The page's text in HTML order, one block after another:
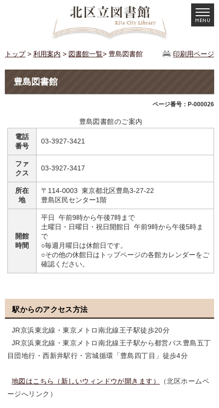
印刷用ページ
トップ> 利用案内 > 図書館一覧> 豊島図書館
豊島図書館
ページ番号：P-000026
豊島図書館のご案内
電話
番号
03-3927-3421
ファ
クス
03-3927-3417
所在
地
〒114-0003 東京都北区豊島3-27-22
豊島区民センター1階
開館
時間
平日 午前9時から午後7時まで
土曜日・日曜日・祝日開館日 午前9時から午後5時ま
で
○毎週月曜日は休館日です。
○その他の休館日はトップページの各館カレンダーをご
確認ください。
駅からのアクセス方法
JR京浜東北線・東京メトロ南北線王子駅徒歩20分
JR京浜東北線・東京メトロ南北線王子駅から都営バス豊島五丁
目団地行・西新井駅行・宮城循環「豊島四丁目」徒歩4分
地図はこちら（新しいウィンドウが開きます）
（北区ホームペ
ージへリンク）